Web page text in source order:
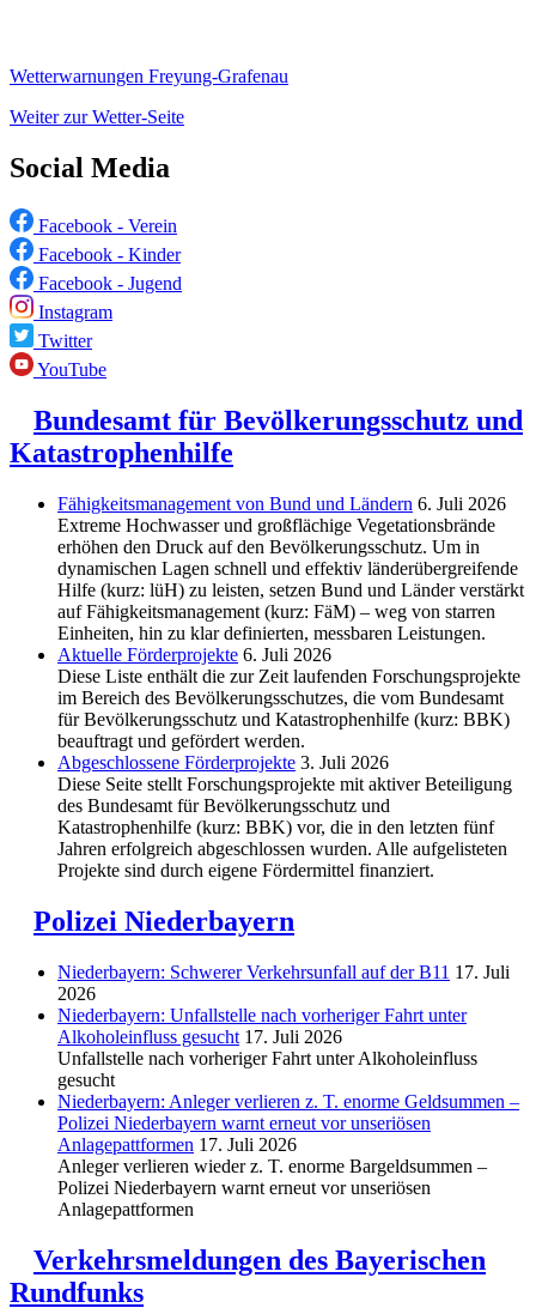
Wetterwarnungen Freyung-Grafenau
Weiter zur Wetter-Seite
Social Media
Facebook - Verein
Facebook - Kinder
Facebook - Jugend
Instagram
Twitter
YouTube
Bundesamt für Bevölkerungsschutz und
Katastrophenhilfe
Fähigkeitsmanagement von Bund und Ländern 6. Juli 2026
Extreme Hochwasser und großflächige Vegetationsbrände
erhöhen den Druck auf den Bevölkerungsschutz. Um in
dynamischen Lagen schnell und effektiv länderübergreifende
Hilfe (kurz: lüH) zu leisten, setzen Bund und Länder verstärkt
auf Fähigkeitsmanagement (kurz: FäM) – weg von starren
Einheiten, hin zu klar definierten, messbaren Leistungen.
Aktuelle Förderprojekte 6. Juli 2026
Diese Liste enthält die zur Zeit laufenden Forschungsprojekte
im Bereich des Be­völkerungs­schutzes, die vom Bundesamt
für Bevölkerungsschutz und Katastrophenhilfe (kurz: BBK)
beauftragt und gefördert werden.
Abgeschlos­sene Förderprojekte 3. Juli 2026
Diese Seite stellt Forschungsprojekte mit aktiver Beteiligung
des Bundesamt für Bevölkerungsschutz und
Katastrophenhilfe (kurz: BBK) vor, die in den letzten fünf
Jahren erfolgreich abgeschlossen wurden. Alle aufgelisteten
Projekte sind durch eigene Fördermittel finanziert.
Polizei Niederbayern
Niederbayern: Schwerer Verkehrsunfall auf der B11 17. Juli
2026
Niederbayern: Unfallstelle nach vorheriger Fahrt unter
Alkoholeinfluss gesucht 17. Juli 2026
Unfallstelle nach vorheriger Fahrt unter Alkoholeinfluss
gesucht
Niederbayern: Anleger verlieren z. T. enorme Geldsummen –
Polizei Niederbayern warnt erneut vor unseriösen
Anlagepattformen 17. Juli 2026
Anleger verlieren wieder z. T. enorme Bargeldsummen –
Polizei Niederbayern warnt erneut vor unseriösen
Anlagepattformen
Verkehrsmeldungen des Bayerischen
Rundfunks